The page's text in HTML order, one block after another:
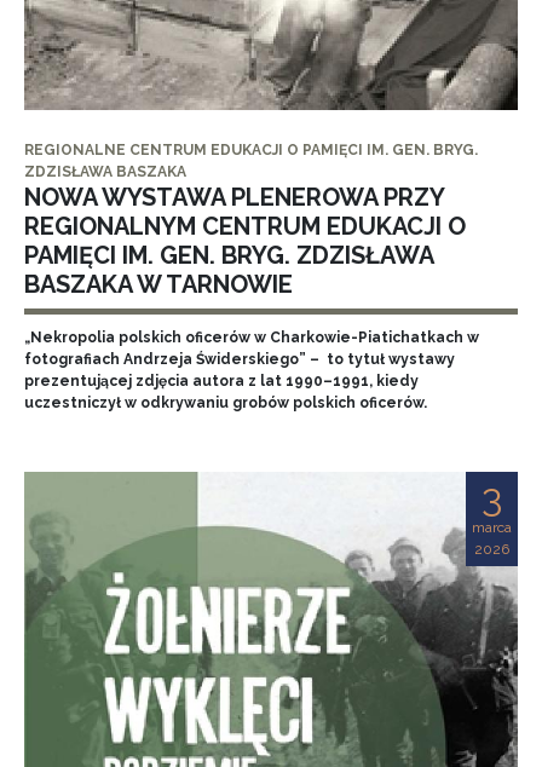
REGIONALNE CENTRUM EDUKACJI O PAMIĘCI IM. GEN. BRYG.
ZDZISŁAWA BASZAKA
NOWA WYSTAWA PLENEROWA PRZY
REGIONALNYM CENTRUM EDUKACJI O
PAMIĘCI IM. GEN. BRYG. ZDZISŁAWA
BASZAKA W TARNOWIE
„Nekropolia polskich oficerów w Charkowie-Piatichatkach w
fotografiach Andrzeja Świderskiego” – to tytuł wystawy
prezentującej zdjęcia autora z lat 1990–1991, kiedy
uczestniczył w odkrywaniu grobów polskich oficerów.
3
marca
2026